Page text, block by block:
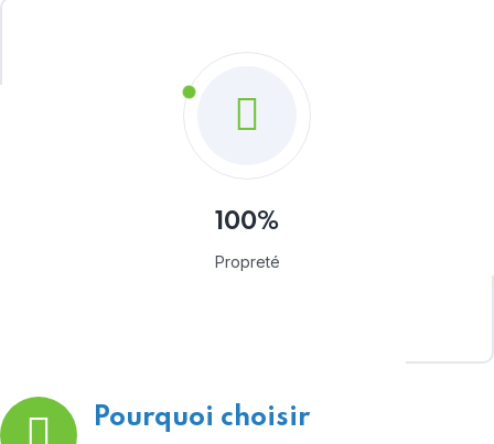
100%
Propreté
Pourquoi choisir